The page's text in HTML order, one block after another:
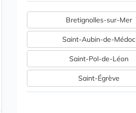
Bretignolles-sur-Mer
Saint-Aubin-de-Médoc
Saint-Pol-de-Léon
Saint-Égrève